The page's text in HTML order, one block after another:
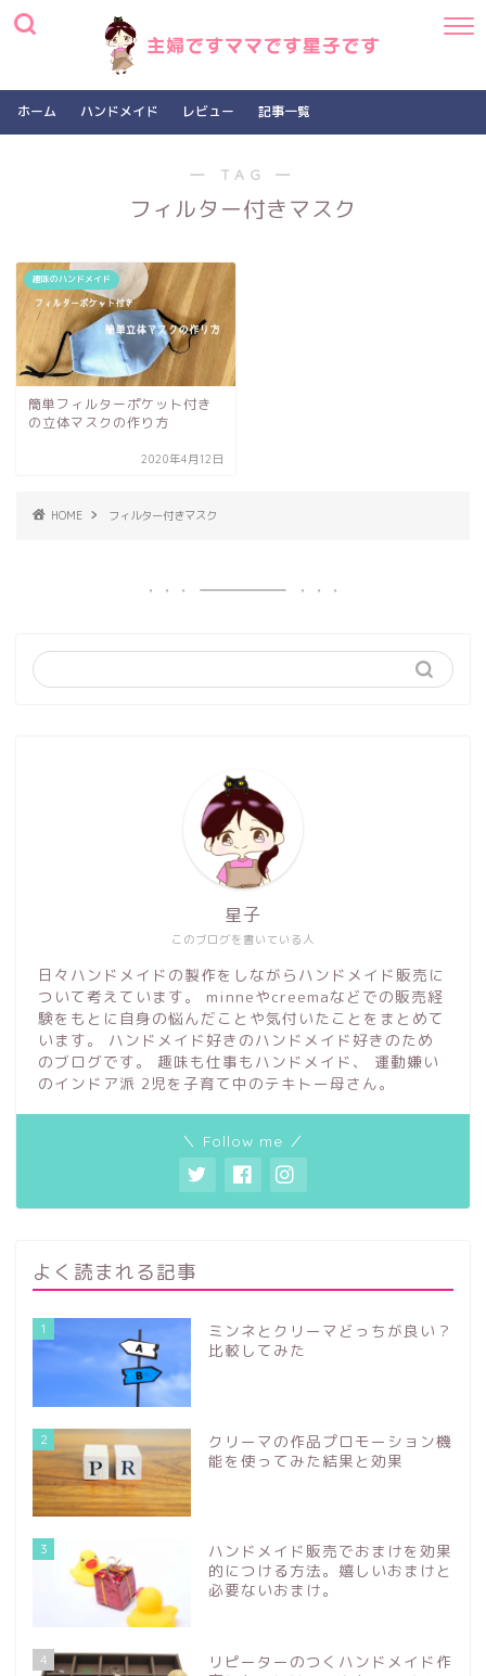
ホーム ハンドメイド レビュー 記事一覧
― TAG ―
フィルター付きマスク
趣味のハンドメイド
簡単フィルターポケット付き
の立体マスクの作り方
2020年4月12日
HOME フィルター付きマスク
このブログを書いている人
星子
日々ハンドメイドの製作をしながらハンドメイド販売に
ついて考えています。 minneやcreemaなどでの販売経
験をもとに自身の悩んだことや気付いたことをまとめて
います。 ハンドメイド好きのハンドメイド好きのため
のブログです。 趣味も仕事もハンドメイド、 運動嫌い
のインドア派 2児を子育て中のテキトー母さん。
＼ Follow me ／
よく読まれる記事
1
ミンネとクリーマどっちが良い？
比較してみた
2
クリーマの作品プロモーション機
能を使ってみた結果と効果
3
ハンドメイド販売でおまけを効果
的につける方法。嬉しいおまけと
必要ないおまけ。
4
リピーターのつくハンドメイド作